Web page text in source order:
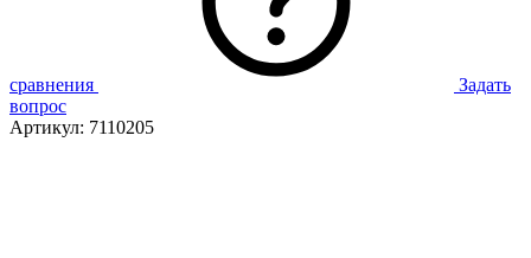
сравнения
Задать
вопрос
Артикул: 7110205